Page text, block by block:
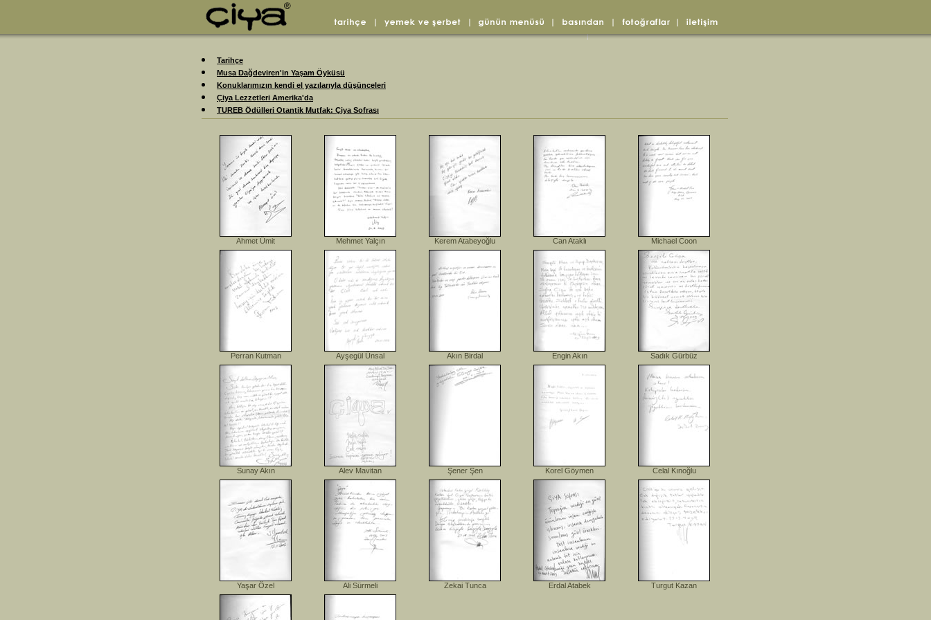
Tarihçe
Musa Dağdeviren'in Yaşam Öyküsü
Konuklarımızın kendi el yazılarıyla düşünceleri
Çiya Lezzetleri Amerika'da
TUREB Ödülleri Otantik Mutfak: Çiya Sofrası
Ahmet Ümit Mehmet Yalçın Kerem Atabeyoğlu Can Ataklı Michael Coon
Perran Kutman Ayşegül Ünsal Akın Birdal Engin Akın Sadık Gürbüz
Sunay Akın Alev Mavitan Şener Şen Korel Göymen Celal Kınoğlu
Yaşar Özel Ali Sürmeli Zekai Tunca Erdal Atabek Turgut Kazan